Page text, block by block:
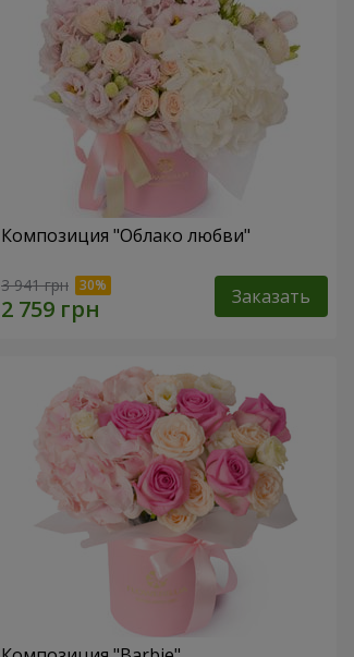
Композиция "Облако любви"
3 941 грн Заказать